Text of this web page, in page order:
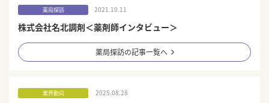
薬局探訪 2021.10.11
株式会社名北調剤＜薬剤師インタビュー＞
薬局探訪の記事一覧へ
業界動向 2025.08.28